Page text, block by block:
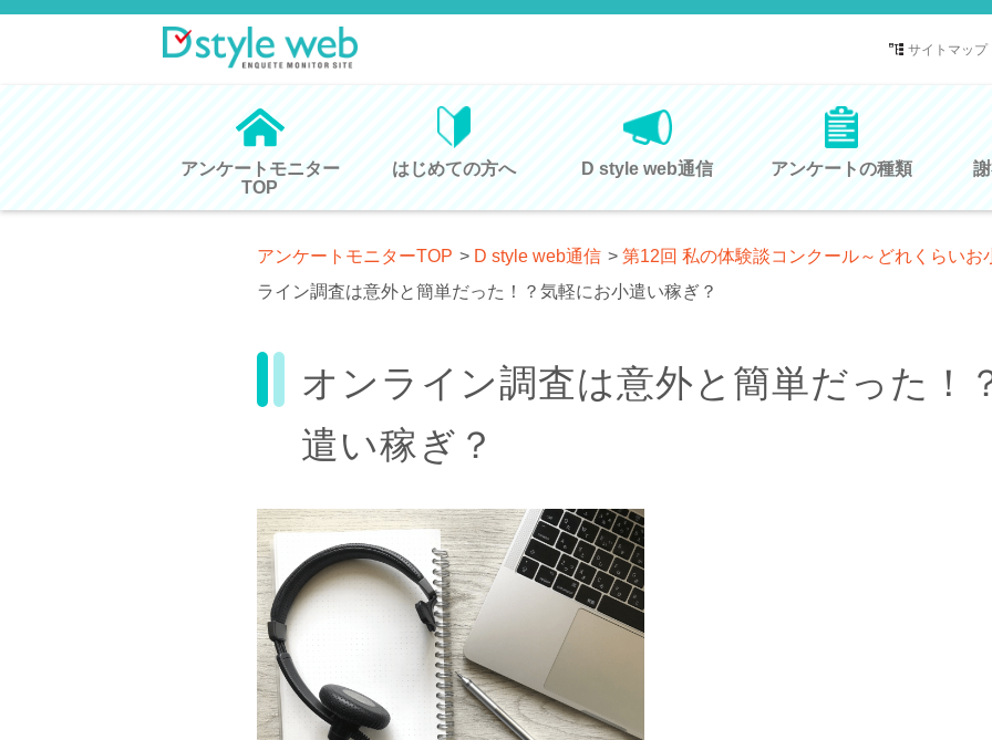
サイトマップ
アンケートモニター
TOP
はじめての方へ D style web通信 アンケートの種類
アンケートモニターTOP > D style web通信 > 第12回 私の体験談コンクール～どれくらいお
ライン調査は意外と簡単だった！？気軽にお小遣い稼ぎ？
オンライン調査は意外と簡単だった！
遣い稼ぎ？